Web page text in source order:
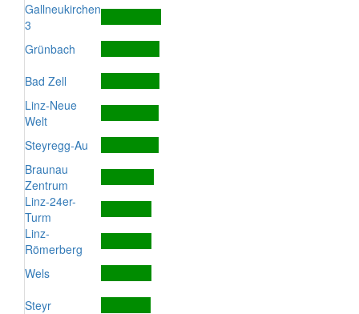
Gallneukirchen
3
Grünbach
Bad Zell
Linz-Neue
Welt
Steyregg-Au
Braunau
Zentrum
Linz-24er-
Turm
Linz-
Römerberg
Wels
Steyr